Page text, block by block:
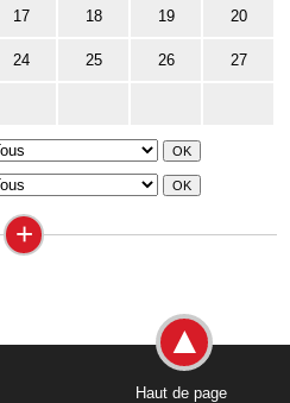
17 18 19 20
24 25 26 27
+
Haut de page